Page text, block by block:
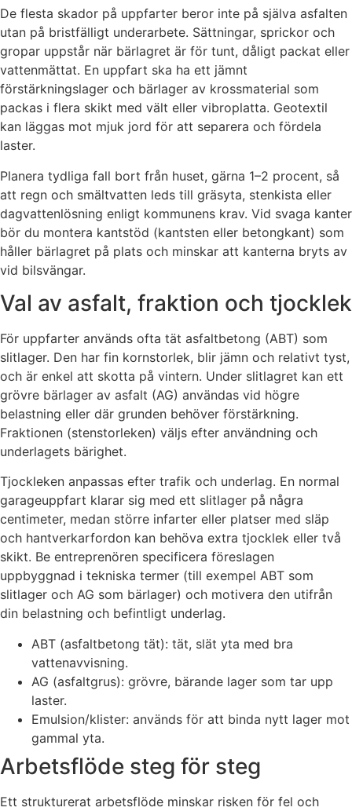
De flesta skador på uppfarter beror inte på själva asfalten
utan på bristfälligt underarbete. Sättningar, sprickor och
gropar uppstår när bärlagret är för tunt, dåligt packat eller
vattenmättat. En uppfart ska ha ett jämnt
förstärkningslager och bärlager av krossmaterial som
packas i flera skikt med vält eller vibroplatta. Geotextil
kan läggas mot mjuk jord för att separera och fördela
laster.
Planera tydliga fall bort från huset, gärna 1–2 procent, så
att regn och smältvatten leds till gräsyta, stenkista eller
dagvattenlösning enligt kommunens krav. Vid svaga kanter
bör du montera kantstöd (kantsten eller betongkant) som
håller bärlagret på plats och minskar att kanterna bryts av
vid bilsvängar.
Val av asfalt, fraktion och tjocklek
För uppfarter används ofta tät asfaltbetong (ABT) som
slitlager. Den har fin kornstorlek, blir jämn och relativt tyst,
och är enkel att skotta på vintern. Under slitlagret kan ett
grövre bärlager av asfalt (AG) användas vid högre
belastning eller där grunden behöver förstärkning.
Fraktionen (stenstorleken) väljs efter användning och
underlagets bärighet.
Tjockleken anpassas efter trafik och underlag. En normal
garageuppfart klarar sig med ett slitlager på några
centimeter, medan större infarter eller platser med släp
och hantverkarfordon kan behöva extra tjocklek eller två
skikt. Be entreprenören specificera föreslagen
uppbyggnad i tekniska termer (till exempel ABT som
slitlager och AG som bärlager) och motivera den utifrån
din belastning och befintligt underlag.
ABT (asfaltbetong tät): tät, slät yta med bra
vattenavvisning.
AG (asfaltgrus): grövre, bärande lager som tar upp
laster.
Emulsion/klister: används för att binda nytt lager mot
gammal yta.
Arbetsflöde steg för steg
Ett strukturerat arbetsflöde minskar risken för fel och